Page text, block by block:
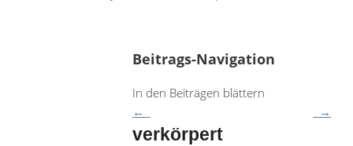
Beitrags-Navigation
In den Beiträgen blättern
→
←
verkörpert